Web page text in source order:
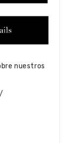
nuestros